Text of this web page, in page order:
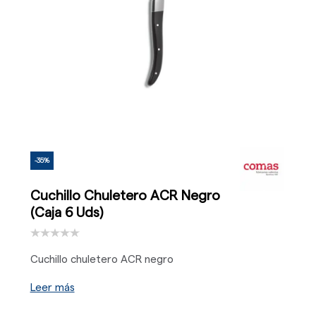
-35%
Cuchillo Chuletero ACR Negro
(Caja 6 Uds)
Cuchillo chuletero ACR negro
Leer más